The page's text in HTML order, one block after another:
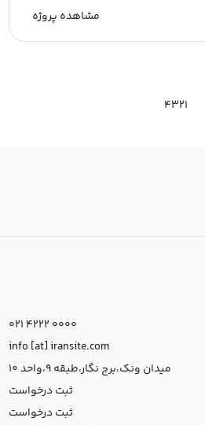
مشاهده پروژه
1
2
3
4
021 4222 0000
info [at] iransite.com
میدان ونک،برج نگار،طبقه 9،واحد 10
ثبت درخواست
ثبت درخواست